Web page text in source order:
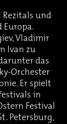
Rezitals und
Europa.
Vladimir
Ivan zu
das
Orchester
Er spielt
in
Festival
Petersburg,